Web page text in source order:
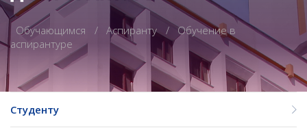
Обучающимся Аспиранту
Обучение в
аспирантуре
Студенту